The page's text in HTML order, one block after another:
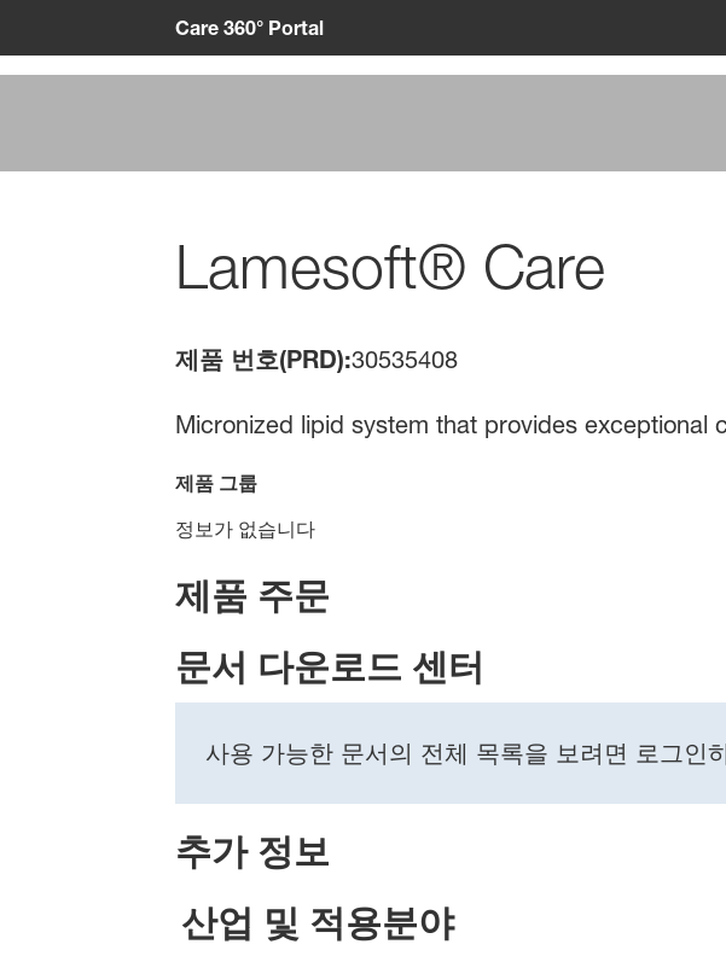
Care 360° Portal
Lamesoft® Care
제품 번호(PRD):30535408
Micronized lipid system that provides exceptional
제품 그룹
정보가 없습니다
제품 주문
문서 다운로드 센터
사용 가능한 문서의 전체 목록을 보려면 로그인
추가 정보
산업 및 적용분야